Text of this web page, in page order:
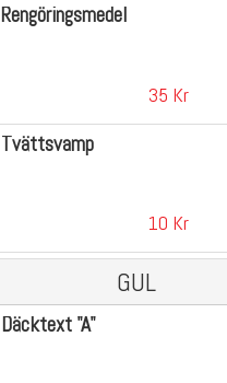
Rengöringsmedel
35 Kr
Tvättsvamp
10 Kr
GUL
Däcktext "A"